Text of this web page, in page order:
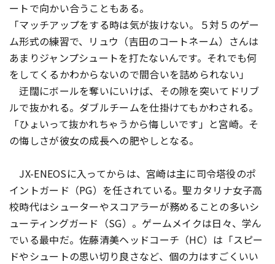
ートで向かい合うこともある。
「マッチアップをする時は気が抜けない。５対５のゲー
ム形式の練習で、リュウ（吉田のコートネーム）さんは
あまりジャンプシュートを打たないんです。それでも何
をしてくるかわからないので間合いを詰められない」
迂闊にボールを奪いにいけば、その隙を突いてドリブ
ルで抜かれる。ダブルチームを仕掛けてもかわされる。
「ひょいって抜かれちゃうから悔しいです」と宮崎。そ
の悔しさが彼女の成長への肥やしとなる。
JX-ENEOSに入ってからは、宮崎は主に司令塔役のポ
イントガード（PG）を任されている。聖カタリナ女子高
校時代はシューターやスコアラーが務めることの多いシ
ューティングガード（SG）。ゲームメイクは日々、学ん
でいる最中だ。佐藤清美ヘッドコーチ（HC）は「スピー
ドやシュートの思い切り良さなど、個の力はすごくいい